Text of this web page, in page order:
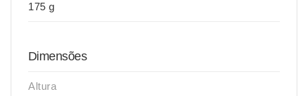
175 g
Dimensões
Altura